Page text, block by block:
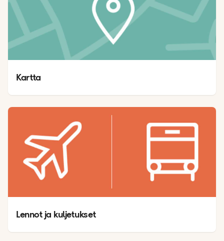
Lennot ja kuljetukset